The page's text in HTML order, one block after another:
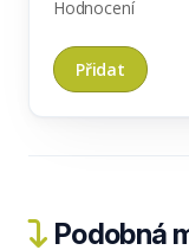
Hodnocení
Podobná